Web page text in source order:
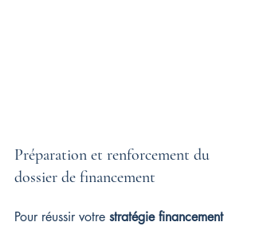
Préparation et renforcement du
dossier de financement
Pour réussir votre stratégie financement